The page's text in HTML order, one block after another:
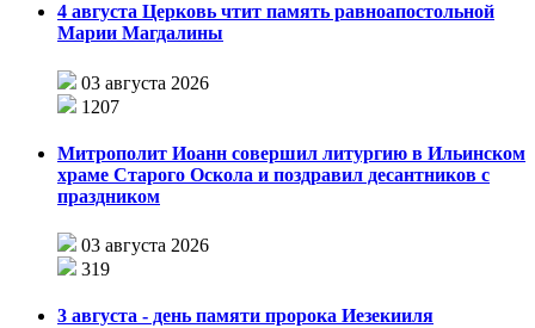
4 августа Церковь чтит память равноапостольной
Марии Магдалины
03 августа 2026
1207
Митрополит Иоанн совершил литургию в Ильинском
храме Старого Оскола и поздравил десантников с
праздником
03 августа 2026
319
3 августа - день памяти пророка Иезекииля